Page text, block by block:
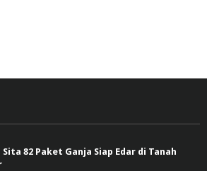
Sita 82 Paket Ganja Siap Edar di Tanah